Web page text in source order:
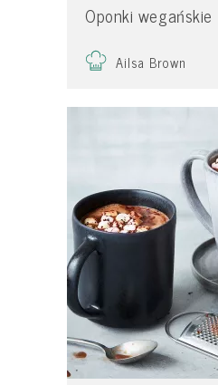
Oponki wegańskie
Ailsa Brown